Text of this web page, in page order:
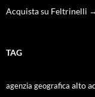
Acquista su Feltrinelli →
TAG
agenzia geografica alto